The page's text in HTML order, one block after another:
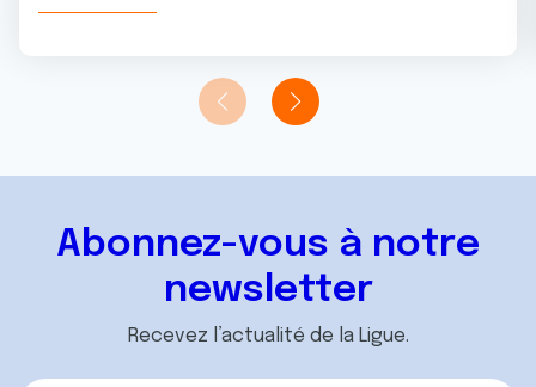
Abonnez-vous à notre
newsletter
Recevez l’actualité de la Ligue.